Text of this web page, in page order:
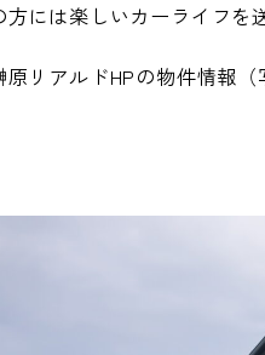
方には楽しいカーライフ
リアルドHPの物件情報